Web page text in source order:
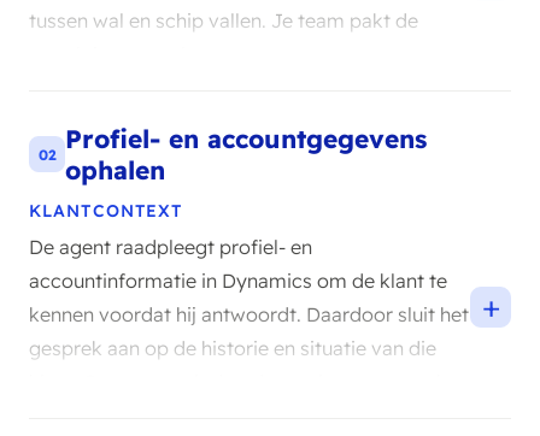
tussen wal en schip vallen. Je team pakt de
02 Profiel- en accountgegevens
ophalen
KLANTCONTEXT
De agent raadpleegt profiel- en
accountinformatie in Dynamics om de klant te
kennen voordat hij antwoordt. Daardoor sluit het
gesprek aan op de historie en situatie van die
+